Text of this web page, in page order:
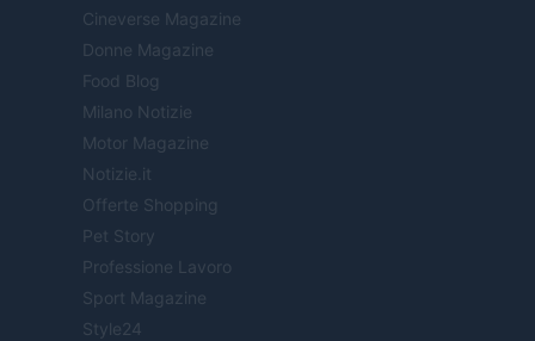
Cineverse Magazine
Donne Magazine
Food Blog
Milano Notizie
Motor Magazine
Notizie.it
Offerte Shopping
Pet Story
Professione Lavoro
Sport Magazine
Style24